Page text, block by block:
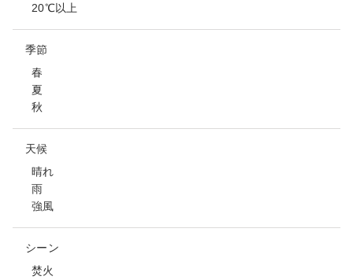
20℃以上
季節
春
夏
秋
天候
晴れ
雨
強風
シーン
焚火